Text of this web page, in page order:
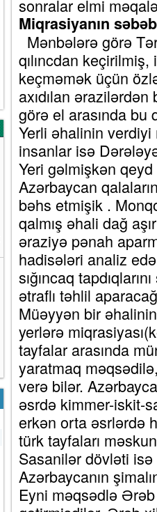
sonralar elmi
Miqrasiyanın
Mənbələrə görə
qılıncdan
keçməmək üçün
axıdılan ərazilərdən
görə el arasında bu
Yerli əhalinin verdiyi
insanlar isə
Yeri gəlmişkən qeyd
Azərbaycan
bəhs etmişik .
qalmış əhali dağ
əraziyə pənah
hadisələri analiz
sığıncaq
ətraflı təhlil
Müəyyən bir
yerlərə
tayfalar arasında
yaratmaq
verə bilər.
əsrdə kimmer-iskit-
erkən orta əsrlərdə
türk tayfaları
Sasanilər dövləti
Azərbaycanın
Eyni məqsədlə